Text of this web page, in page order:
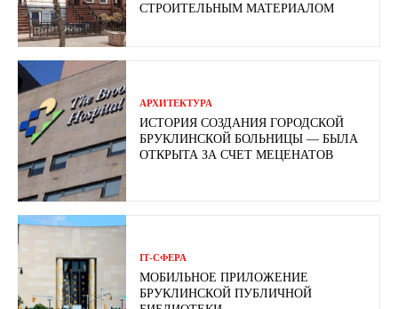
СТРОИТЕЛЬНЫМ МАТЕРИАЛОМ
АРХИТЕКТУРА
ИСТОРИЯ СОЗДАНИЯ ГОРОДСКОЙ
БРУКЛИНСКОЙ БОЛЬНИЦЫ — БЫЛА
ОТКРЫТА ЗА СЧЕТ МЕЦЕНАТОВ
ІТ-СФЕРА
МОБИЛЬНОЕ ПРИЛОЖЕНИЕ
БРУКЛИНСКОЙ ПУБЛИЧНОЙ